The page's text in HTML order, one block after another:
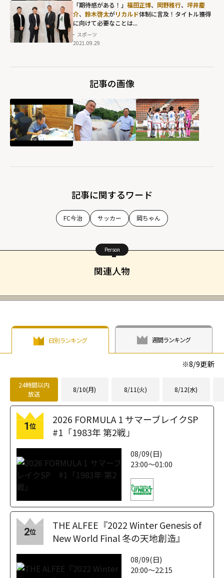
中澤佑二が中村
俊輔 と稲本潤一
のサッカー人生
を辿る！クリス
分拡大SP"
loading="lazy"
fetchpriority="h
igh">
「期待感がある！」 福田正博、 岡野雅行、 坪井慶
介、 鈴木啓太がリカルド体制に言及！タイトル獲得
に向けて必要なことは...
スポーツ
2021.09.29
記事の画像
記事に関するワード
FC今治 サッカー 岡ちゃん
Person
関連人物
日別ランキング 週間ランキング
※8/9更新
24時間以内
放送
8/10(月) 8/11(火) 8/12(水)
1位
2026 FORMULA 1 サマーブレイクSP
#1「1983年 第2戦」
08/09(日)
23:00～01:00
2位
THE ALFEE『2022 Winter Genesis of
New World Final 冬の天地創造』
08/09(日)
20:00～22:15